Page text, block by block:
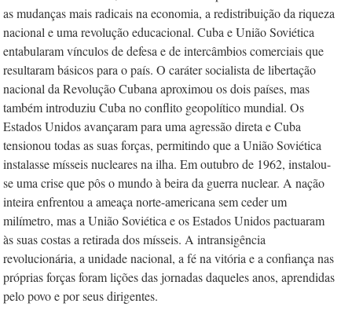
as mudanças mais radicais na economia, a redistribuição da riqueza
nacional e uma revolução educacional. Cuba e União Soviética
entabularam vínculos de defesa e de intercâmbios comerciais que
resultaram básicos para o país. O caráter socialista de libertação
nacional da Revolução Cubana aproximou os dois países, mas
também introduziu Cuba no conflito geopolítico mundial. Os
Estados Unidos avançaram para uma agressão direta e Cuba
tensionou todas as suas forças, permitindo que a União Soviética
instalasse mísseis nucleares na ilha. Em outubro de 1962, instalou-
se uma crise que pôs o mundo à beira da guerra nuclear. A nação
inteira enfrentou a ameaça norte-americana sem ceder um
milímetro, mas a União Soviética e os Estados Unidos pactuaram
às suas costas a retirada dos mísseis. A intransigência
revolucionária, a unidade nacional, a fé na vitória e a confiança nas
próprias forças foram lições das jornadas daqueles anos, aprendidas
pelo povo e por seus dirigentes.